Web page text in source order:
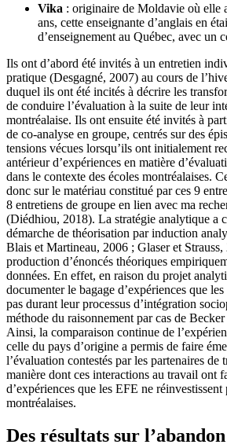
Vika : originaire de Moldavie où elle
ans, cette enseignante d’anglais en
d’enseignement au Québec, avec un
Ils ont d’abord été invités à un entretien
pratique (Desgagné, 2007) au cours de
duquel ils ont été incités à décrire les
de conduire l’évaluation à la suite de leur
montréalaise. Ils ont ensuite été invités à
de co-analyse en groupe, centrés sur des
tensions vécues lorsqu’ils ont initialement
antérieur d’expériences en matière
dans le contexte des écoles montréalaises.
donc sur le matériau constitué par ces 9
8 entretiens de groupe en lien avec ma
(Diédhiou, 2018). La stratégie analytique a
démarche de théorisation par induction
Blais et Martineau, 2006 ; Glaser et
production d’énoncés théoriques
données. En effet, en raison du projet
documenter le bagage d’expériences que
pas durant leur processus d’intégration
méthode du raisonnement par cas de
Ainsi, la comparaison continue de
celle du pays d’origine a permis de faire
l’évaluation contestés par les partenaires de
manière dont ces interactions au travail ont
d’expériences que les EFE ne réinvestissent
montréalaises.
Des résultats sur l’abandon